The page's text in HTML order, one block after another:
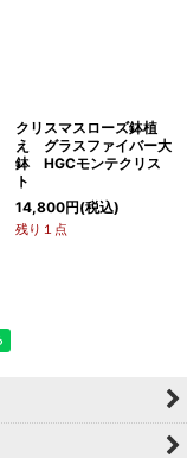
クリスマスローズ鉢植
え グラスファイバー大
鉢 HGCモンテクリス
ト
14,800円(税込)
残り１点